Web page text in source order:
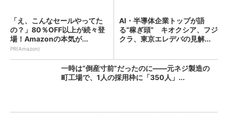
「え、こんなセールやってた
の？」80％OFF以上が続々登
場！Amazonの本気が...
PR(Amazon)
AI・半導体企業トップが語
る“稼ぎ頭” キオクシア、フジ
クラ、東京エレデバの見解...
一時は“倒産寸前”だったのに――元ネジ製造の
町工場で、1人の採用枠に「350人」...